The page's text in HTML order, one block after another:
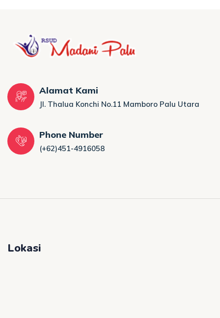
Alamat Kami
Jl. Thalua Konchi No.11 Mamboro Palu Utara
Phone Number
(+62)451-4916058
Lokasi